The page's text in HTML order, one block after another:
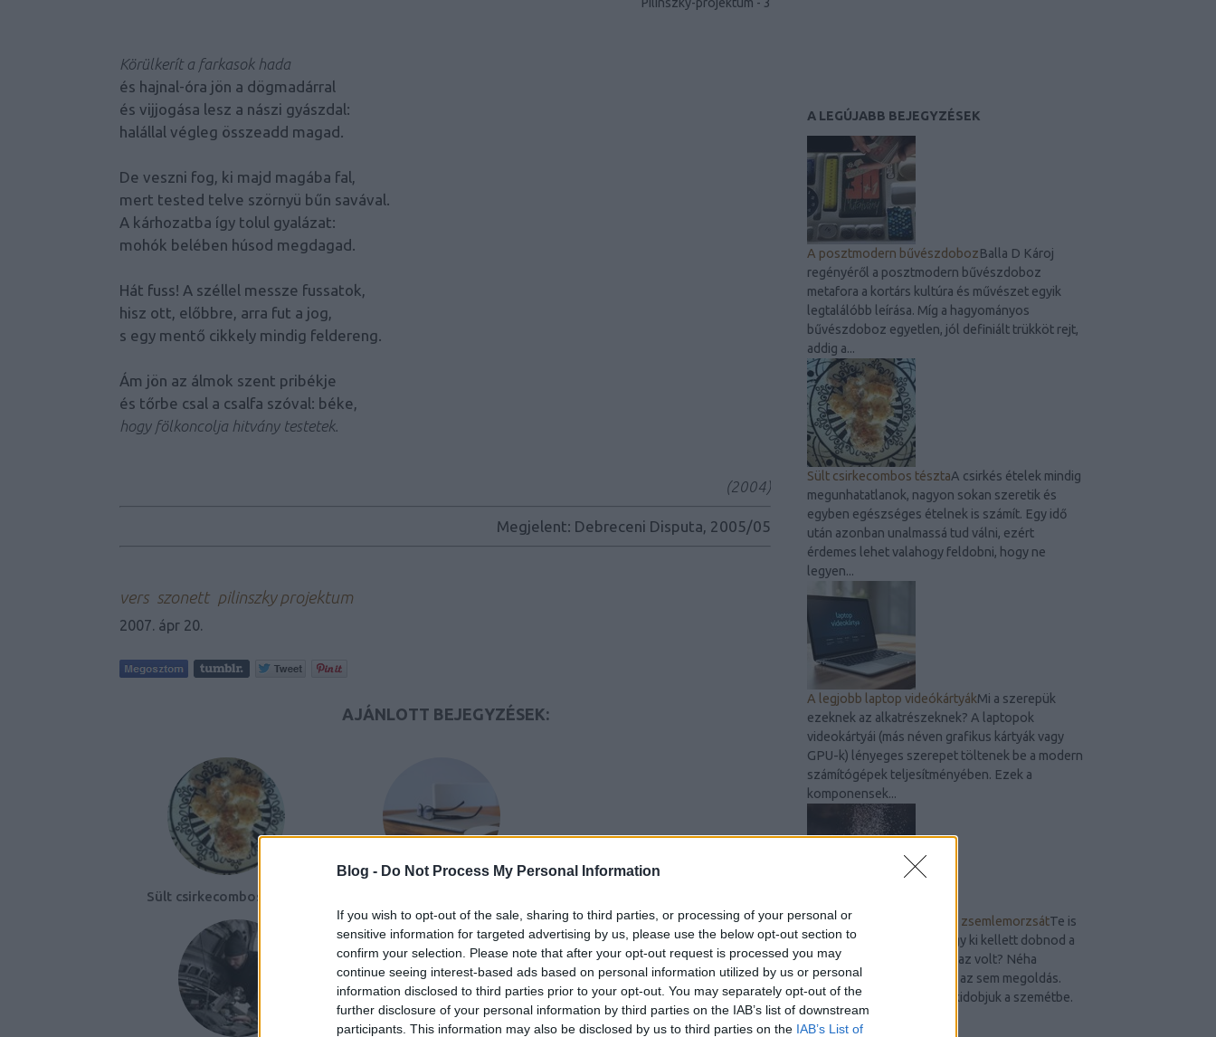
Blog - Do Not Process My Personal Information
If you wish to opt-out of the sale, sharing to third parties, or processing of your personal or
sensitive information for targeted advertising by us, please use the below opt-out section to
confirm your selection. Please note that after your opt-out request is processed you may
continue seeing interest-based ads based on personal information utilized by us or personal
information disclosed to third parties prior to your opt-out. You may separately opt-out of the
further disclosure of your personal information by third parties on the IAB’s list of downstream
participants. This information may also be disclosed by us to third parties on the IAB’s List of
Körülkerít a farkasok hada
és hajnal-óra jön a dögmadárral
és vijjogása lesz a nászi gyászdal:
halállal végleg összeadd magad.
De veszni fog, ki majd magába fal,
mert tested telve szörnyü bűn savával.
A kárhozatba így tolul gyalázat:
mohók belében húsod megdagad.
Hát fuss! A széllel messze fussatok,
hisz ott, előbbre, arra fut a jog,
s egy mentő cikkely mindig feldereng.
Ám jön az álmok szent pribékje
és tőrbe csal a csalfa szóval: béke,
hogy fölkoncolja hitvány testetek.
(2004)
Megjelent: Debreceni Disputa, 2005/05
vers szonett pilinszky projektum
2007. ápr 20.
AJÁNLOTT BEJEGYZÉSEK:
Sült csirkecombos tészta
szemüveg
A LEGÚJABB BEJEGYZÉSEK
A posztmodern bűvészdobozBalla D Károj
regényéről a posztmodern bűvészdoboz
metafora a kortárs kultúra és művészet egyik
legtalálóbb leírása. Míg a hagyományos
bűvészdoboz egyetlen, jól definiált trükköt rejt,
addig a...
Sült csirkecombos tésztaA csirkés ételek mindig
megunhatatlanok, nagyon sokan szeretik és
egyben egészséges ételnek is számít. Egy idő
után azonban unalmassá tud válni, ezért
érdemes lehet valahogy feldobni, hogy ne
legyen...
A legjobb laptop videókártyákMi a szerepük
ezeknek az alkatrészeknek? A laptopok
videokártyái (más néven grafikus kártyák vagy
GPU-k) lényeges szerepet töltenek be a modern
számítógépek teljesítményében. Ezek a
komponensek...
Spórolási tipp: készíts házi zsemlemorzsátTe is
sokszor jártál már úgy, hogy ki kellett dobnod a
kenyeret, mert már túl száraz volt? Néha
ehetünk pirítóst, de mindig az sem megoldás.
Ilyenkor mit tudunk tenni, kidobjuk a szemétbe.
De van más...